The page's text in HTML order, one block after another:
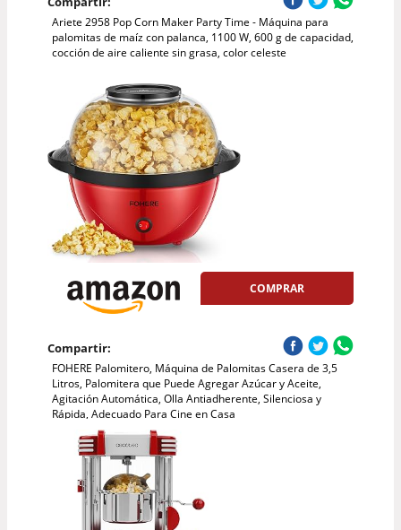
Ariete 2958 Pop Corn Maker Party Time - Máquina para
palomitas de maíz con palanca, 1100 W, 600 g de capacidad,
cocción de aire caliente sin grasa, color celeste
COMPRAR
Compartir:
FOHERE Palomitero, Máquina de Palomitas Casera de 3,5
Litros, Palomitera que Puede Agregar Azúcar y Aceite,
Agitación Automática, Olla Antiadherente, Silenciosa y
Rápida, Adecuado Para Cine en Casa